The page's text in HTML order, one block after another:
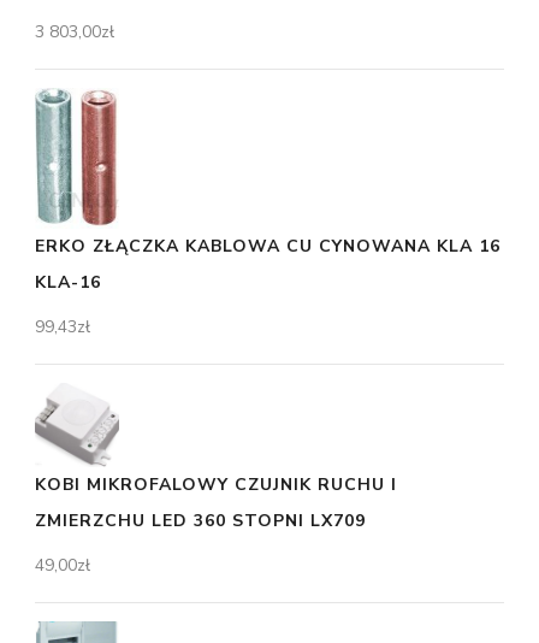
3 803,00zł
ERKO ZŁĄCZKA KABLOWA CU CYNOWANA KLA 16
KLA-16
99,43zł
KOBI MIKROFALOWY CZUJNIK RUCHU I
ZMIERZCHU LED 360 STOPNI LX709
49,00zł